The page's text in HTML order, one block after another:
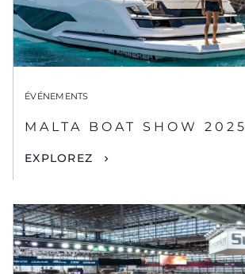
ÉVÉNEMENTS
MALTA BOAT SHOW 2025
EXPLOREZ